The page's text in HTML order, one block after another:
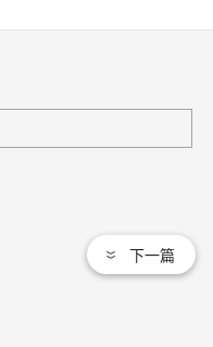
下一篇